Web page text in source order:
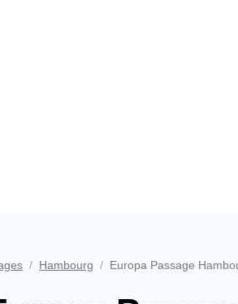
/ Hambourg / Europa Passage